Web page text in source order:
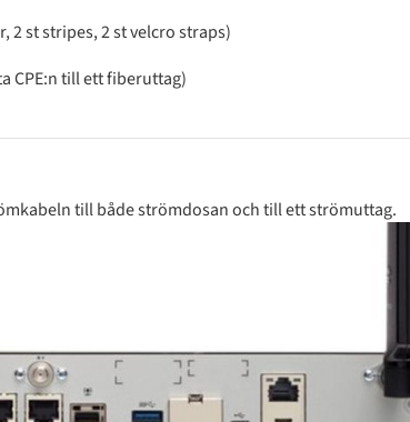
2 st stripes, 2 st velcro straps)
CPE:n till ett fiberuttag)
till både strömdosan och till ett strömuttag.